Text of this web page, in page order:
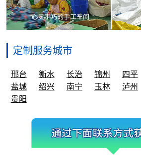
定制服务城市
邢台 衡水 长治 锦州 四平
盐城
绍兴 南宁 玉林 泸州
贵阳